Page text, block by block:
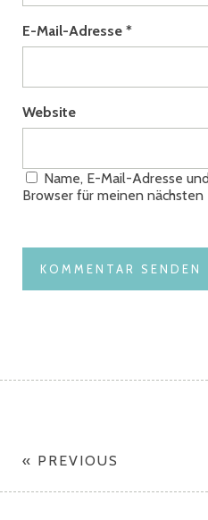
E-Mail-Adresse *
Website
Name, E-Mail-Adresse
Browser für meinen nächsten
« PREVIOUS